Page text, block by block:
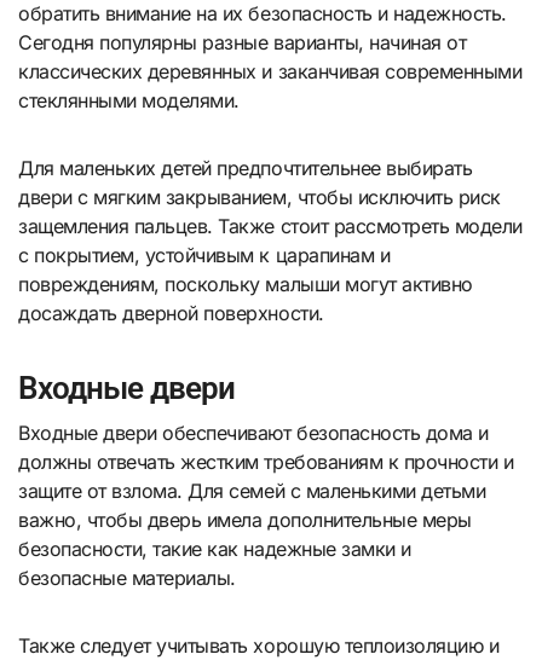
обратить внимание на их безопасность и надежность.
Сегодня популярны разные варианты, начиная от
классических деревянных и заканчивая современными
стеклянными моделями.
Для маленьких детей предпочтительнее выбирать
двери с мягким закрыванием, чтобы исключить риск
защемления пальцев. Также стоит рассмотреть модели
с покрытием, устойчивым к царапинам и
повреждениям, поскольку малыши могут активно
досаждать дверной поверхности.
Входные двери
Входные двери обеспечивают безопасность дома и
должны отвечать жестким требованиям к прочности и
защите от взлома. Для семей с маленькими детьми
важно, чтобы дверь имела дополнительные меры
безопасности, такие как надежные замки и
безопасные материалы.
Также следует учитывать хорошую теплоизоляцию и